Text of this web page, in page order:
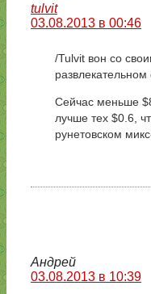
tulvit
03.08.2013 в 00:46
/Tulvit вон со
Сейчас меньше
лучше тех $0.6,
рунетовском
Андрей
03.08.2013 в 10:39